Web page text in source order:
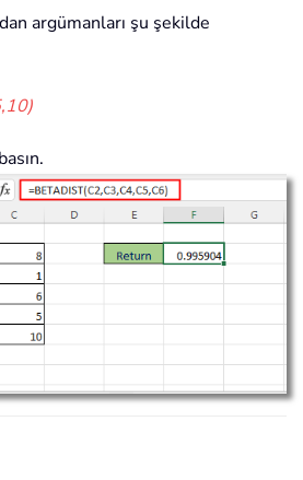
argümanları şu şekilde